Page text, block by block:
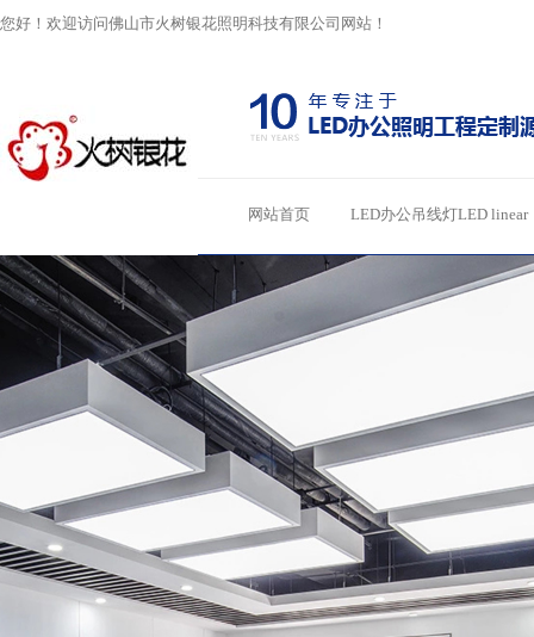
您好！欢迎访问佛山市火树银花照明科技有限公司网站！
网站首页 LED办公吊线灯LED linear